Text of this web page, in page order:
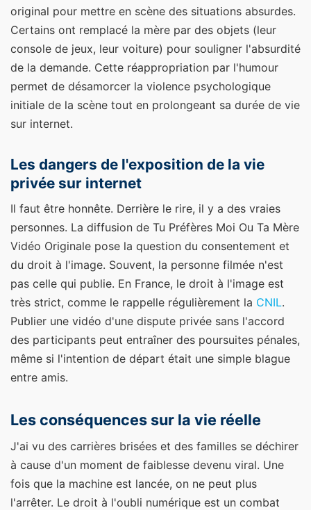
original pour mettre en scène des situations absurdes.
Certains ont remplacé la mère par des objets (leur
console de jeux, leur voiture) pour souligner l'absurdité
de la demande. Cette réappropriation par l'humour
permet de désamorcer la violence psychologique
initiale de la scène tout en prolongeant sa durée de vie
sur internet.
Les dangers de l'exposition de la vie
privée sur internet
Il faut être honnête. Derrière le rire, il y a des vraies
personnes. La diffusion de Tu Préfères Moi Ou Ta Mère
Vidéo Originale pose la question du consentement et
du droit à l'image. Souvent, la personne filmée n'est
pas celle qui publie. En France, le droit à l'image est
très strict, comme le rappelle régulièrement la CNIL.
Publier une vidéo d'une dispute privée sans l'accord
des participants peut entraîner des poursuites pénales,
même si l'intention de départ était une simple blague
entre amis.
Les conséquences sur la vie réelle
J'ai vu des carrières brisées et des familles se déchirer
à cause d'un moment de faiblesse devenu viral. Une
fois que la machine est lancée, on ne peut plus
l'arrêter. Le droit à l'oubli numérique est un combat